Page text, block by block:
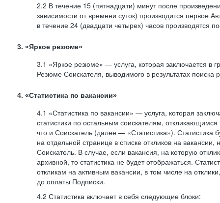
2.2 В течение 15 (пятнадцати) минут после
зависимости от времени суток) производится первое
в течение 24 (двадцати четырех) часов производятся
3. «Яркое резюме»
3.1 «Яркое резюме» — услуга, которая заключается в
Резюме Соискателя, выводимого в результатах поиска
4. «Статистика по вакансии»
4.1 «Статистика по вакансии» — услуга, которая
статистики по остальным соискателям,
что и Соискатель (далее — «Статистика»). Статистика
на отдельной странице в списке откликов на вакансии,
Соискатель. В случае, если вакансия, на которую
архивной, то статистика не будет отображаться.
откликам на активным вакансии, в том числе на
до оплаты Подписки.
4.2 Статистика включает в себя следующие блоки: